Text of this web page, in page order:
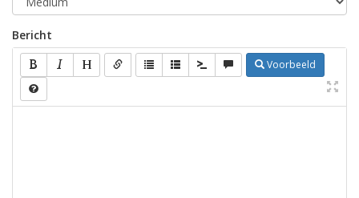
Bericht
Voorbeeld